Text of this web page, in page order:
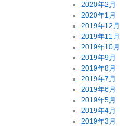
2020年2月
2020年1月
2019年12月
2019年11月
2019年10月
2019年9月
2019年8月
2019年7月
2019年6月
2019年5月
2019年4月
2019年3月